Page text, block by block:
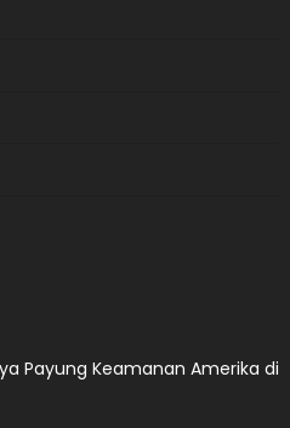
Payung Keamanan Amerika di